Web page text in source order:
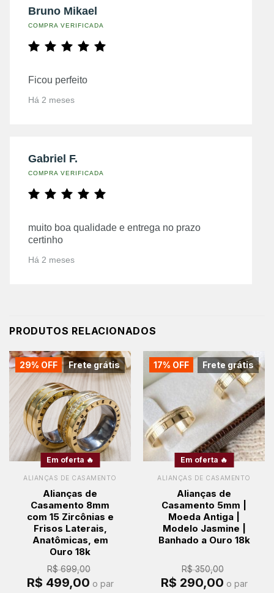
Bruno Mikael
COMPRA VERIFICADA
Ficou perfeito
Há 2 meses
Gabriel F.
COMPRA VERIFICADA
muito boa qualidade e entrega no prazo
certinho
Há 2 meses
PRODUTOS RELACIONADOS
Frete grátis
29% OFF
Em oferta 🔥
ALIANÇAS DE CASAMENTO
Alianças de
Casamento 8mm
com 15 Zircônias e
Frisos Laterais,
Anatômicas, em
Ouro 18k
R$699,00
O
preço
R$ 499,00preço
o par
Frete grátis
17% OFF
Em oferta 🔥
ALIANÇAS DE CASAMENTO
Alianças de
Casamento 5mm |
Moeda Antiga |
Modelo Jasmine |
Banhado a Ouro 18k
R$350,00
O
preço
R$ 290,00preço
o par